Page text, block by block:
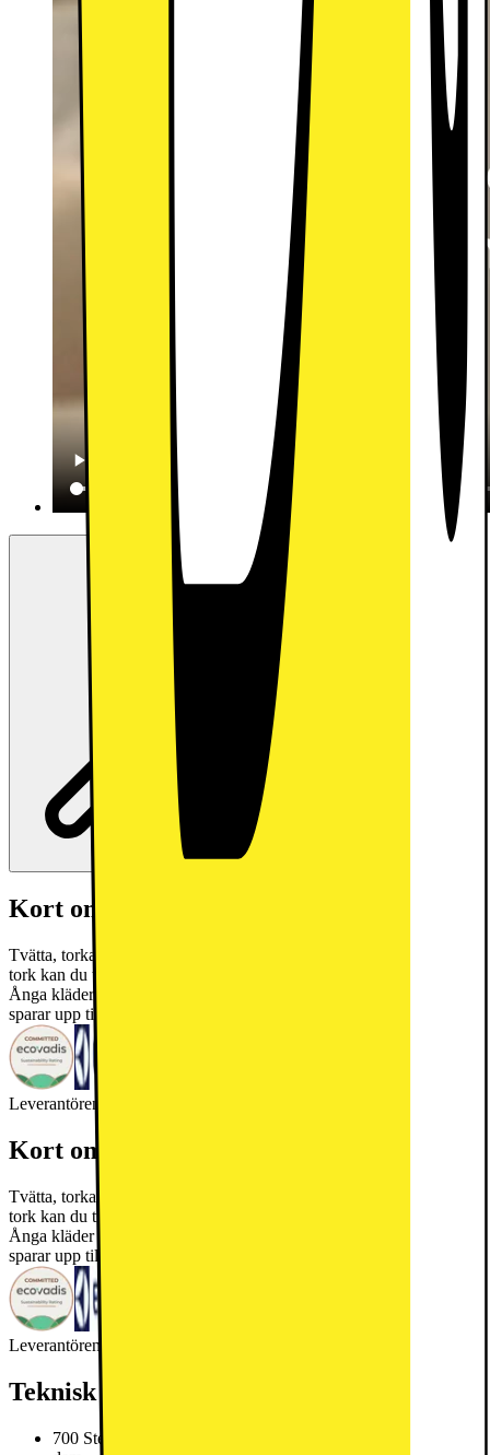
Kort om produkten
Tvätta, torka och ånga i samma maskin. Med 700 SteamCare tvätt-
tork kan du till och med tvätta och torka ylle utan att det krymper.
Ånga kläder som inte behöver tvättas. Det tar bara 25 minuter och
sparar upp till 96 % vatten*.
Leverantörens EcoVadis score
Kort om produkten
Tvätta, torka och ånga i samma maskin. Med 700 SteamCare tvätt-
tork kan du till och med tvätta och torka ylle utan att det krymper.
Ånga kläder som inte behöver tvättas. Det tar bara 25 minuter och
sparar upp till 96 % vatten*.
Leverantörens EcoVadis score
Teknisk specifikation
700 SteamCare tvätt-tork fräschar upp kläder utan att tvätta